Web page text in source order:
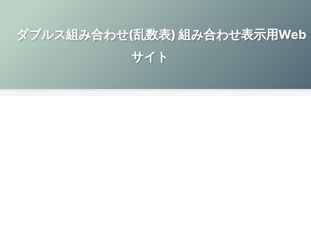
ダブルス組み合わせ(乱数表) 組み合わせ表示用Web
サイト